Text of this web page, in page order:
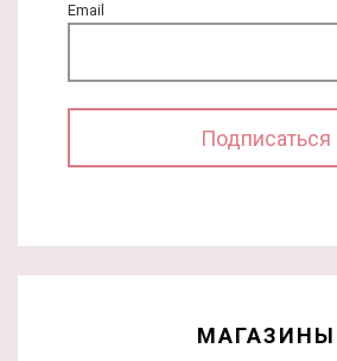
Email
МАГАЗИНЫ